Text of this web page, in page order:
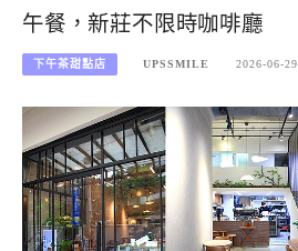
午餐，新莊不限時咖啡廳
下午茶甜點店 UPSSMILE 2026-06-29